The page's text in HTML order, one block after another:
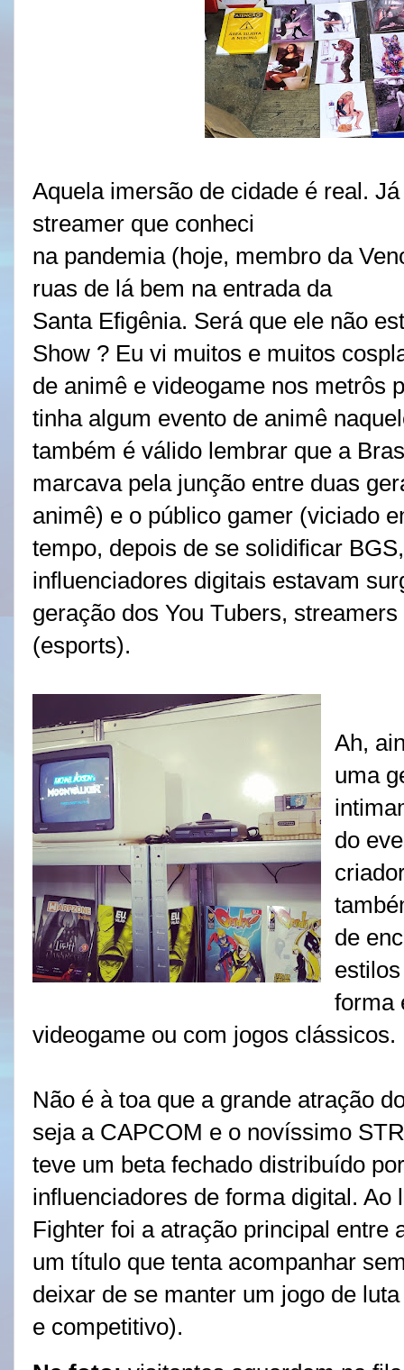
Aquela imersão de cidade é real.
streamer que conheci
na pandemia (hoje, membro da
ruas de lá bem na entrada da
Santa Efigênia. Será que ele não
Show ? Eu vi muitos e muitos
de animê e videogame nos metrôs
tinha algum evento de animê
também é válido lembrar que a
marcava pela junção entre duas
animê) e o público gamer (viciado
tempo, depois de se solidificar
influenciadores digitais estavam
geração dos You Tubers,
(esports).
Ah,
uma
do
de
forma
videogame ou com jogos clássicos.
Não é à toa que a grande atração
seja a CAPCOM e o novíssimo
teve um beta fechado distribuído
influenciadores de forma digital. Ao
Fighter foi a atração principal entre
um título que tenta acompanhar
deixar de se manter um jogo de
e competitivo).